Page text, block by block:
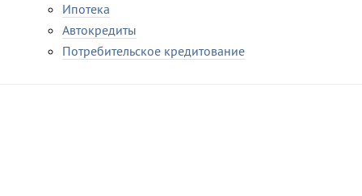
Ипотека
Автокредиты
Потребительское кредитование